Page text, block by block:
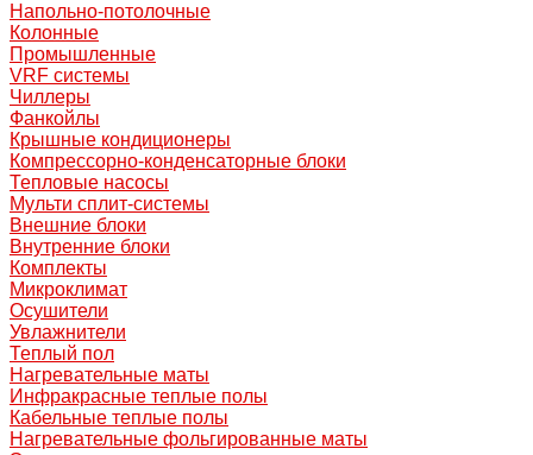
Напольно-потолочные
Колонные
Промышленные
VRF системы
Чиллеры
Фанкойлы
Крышные кондиционеры
Компрессорно-конденсаторные блоки
Тепловые насосы
Мульти сплит-системы
Внешние блоки
Внутренние блоки
Комплекты
Микроклимат
Осушители
Увлажнители
Теплый пол
Нагревательные маты
Инфракрасные теплые полы
Кабельные теплые полы
Нагревательные фольгированные маты